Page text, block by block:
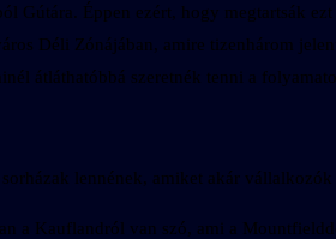
Gútára. Éppen ezért, hogy megtartsák
Déli Zónájában, amire tizenhárom
átláthatóbbá szeretnék tenni a
lennének, amiket akár
a Kauflandról van szó, ami a